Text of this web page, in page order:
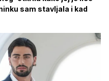
sam stavljala i kad